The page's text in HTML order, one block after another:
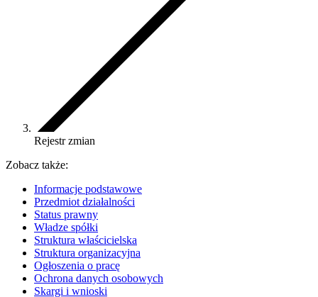
Rejestr zmian
Zobacz także:
Informacje podstawowe
Przedmiot działalności
Status prawny
Władze spółki
Struktura właścicielska
Struktura organizacyjna
Ogłoszenia o pracę
Ochrona danych osobowych
Skargi i wnioski